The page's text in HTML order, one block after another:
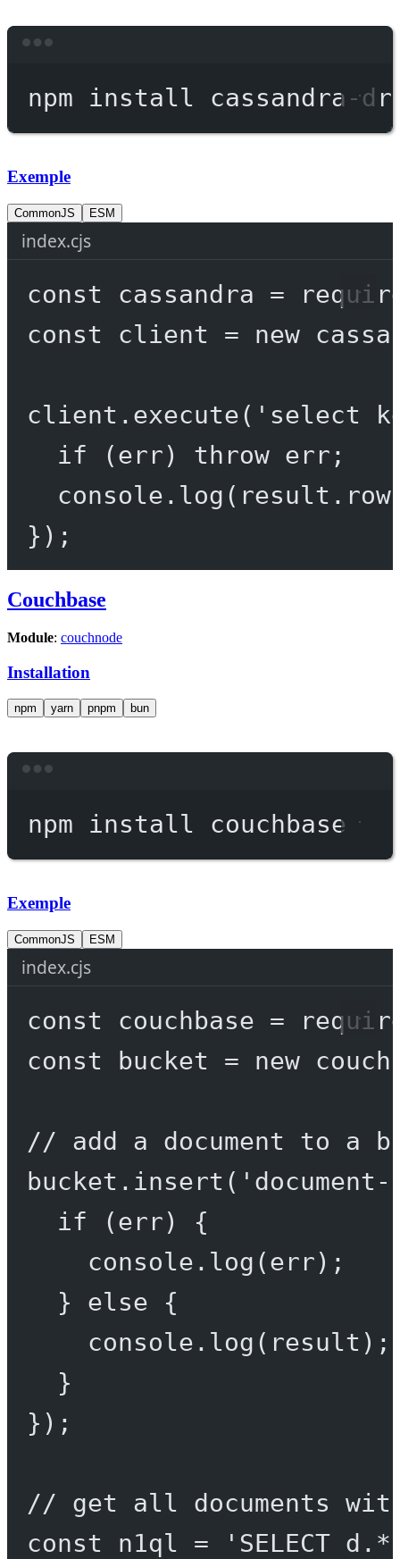
npm install cassandra-
Exemple
CommonJS ESM
index.cjs
const cassandra =
const
client = new
client. execute( 'select
if (err) throw err;
console. log
});
Couchbase
Module: couchnode
Installation
npm yarn pnpm bun
npm install couchbase
Exemple
CommonJS ESM
index.cjs
const couchbase =
const
bucket = new
// add a document to a
bucket. insert (
if (err) {
console. log (err);
} else {
console. log (result);
}
});
// get all documents
const
n1ql =
'SELECT